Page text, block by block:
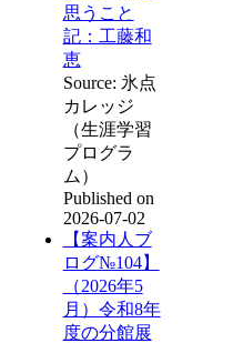
思うこと
記：工藤和
恵
Source: 氷点
カレッジ
（生涯学習
プログラ
ム）
Published on
2026-07-02
【案内人ブ
ログ№104】
（2026年5
月）令和8年
度の分館展